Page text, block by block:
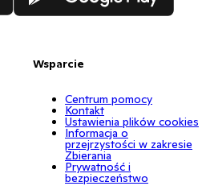
Wsparcie
Centrum pomocy
Kontakt
Ustawienia plików cookies
Informacja o
przejrzystości w zakresie
Zbierania
Prywatność i
bezpieczeństwo